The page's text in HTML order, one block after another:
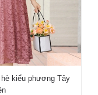
kiểu phương Tây